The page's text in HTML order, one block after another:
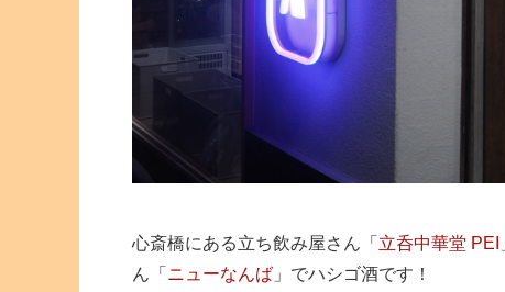
心斎橋にある立ち飲み屋さん「 立呑中華堂 PEI
ん「 ニューなんば 」でハシゴ酒です！